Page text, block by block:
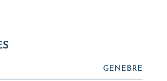
GENEBRE